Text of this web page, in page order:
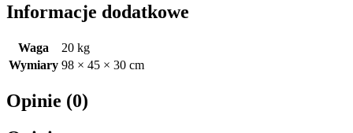
Informacje dodatkowe
Waga
20 kg
Wymiary 98 × 45 × 30 cm
Opinie (0)